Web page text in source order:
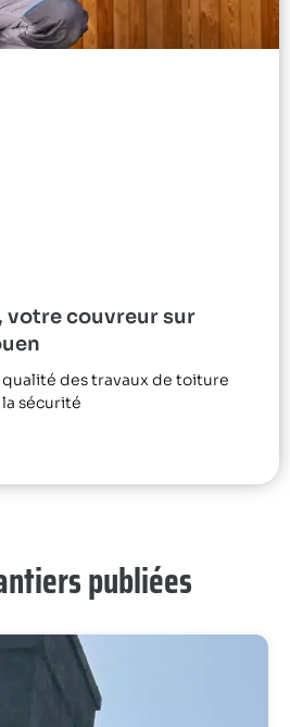
votre couvreur sur
qualité des travaux de toiture
sécurité
publiées